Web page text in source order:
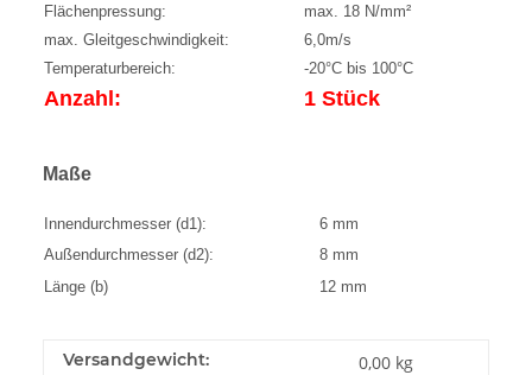
Flächenpressung:
max. 18 N/mm²
max. Gleitgeschwindigkeit:
6,0m/s
Temperaturbereich:
-20°C bis 100°C
Anzahl: 1 Stück
Maße
Innendurchmesser (d1):
6 mm
Außendurchmesser (d2):
8 mm
Länge (b)
12 mm
Versandgewicht: 0,00 kg